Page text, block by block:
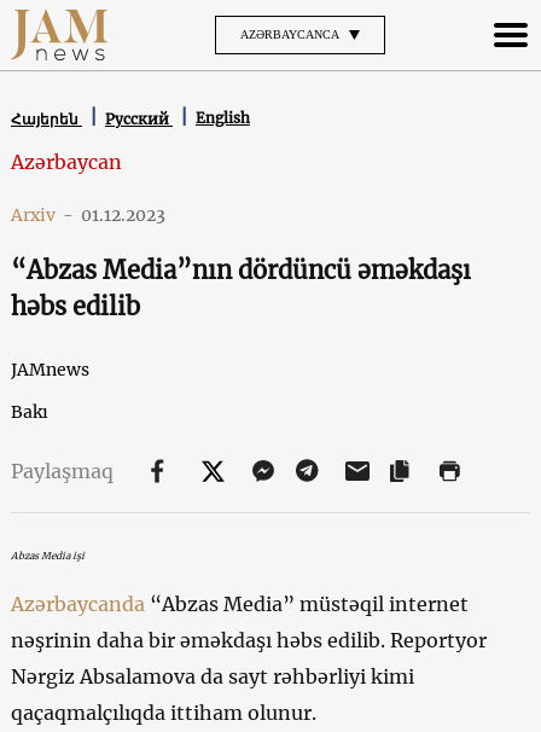
AZƏRBAYCANCA
Հայերեն Русский English
Azərbaycan
Arxiv - 01.12.2023
“Abzas Media”nın dördüncü əməkdaşı
həbs edilib
JAMnews
Bakı
Paylaşmaq
Abzas Media işi
Azərbaycanda “Abzas Media” müstəqil internet
nəşrinin daha bir əməkdaşı həbs edilib. Reportyor
Nərgiz Absalamova da sayt rəhbərliyi kimi
qaçaqmalçılıqda ittiham olunur.